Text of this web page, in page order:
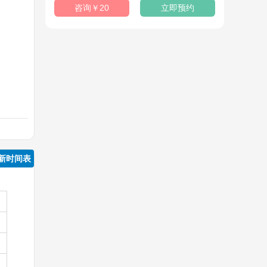
时间表
咨询￥20 立即预约